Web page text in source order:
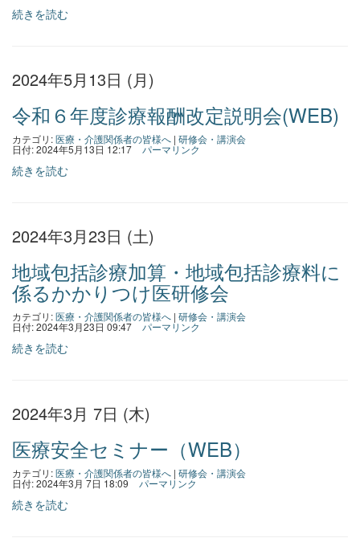
続きを読む
2024年5月13日 (月)
令和６年度診療報酬改定説明会(WEB)
カテゴリ:医療・介護関係者の皆様へ | 研修会・講演会
日付: 2024年5月13日 12:17 パーマリンク
続きを読む
2024年3月23日 (土)
地域包括診療加算・地域包括診療料に
係るかかりつけ医研修会
カテゴリ:医療・介護関係者の皆様へ | 研修会・講演会
日付: 2024年3月23日 09:47 パーマリンク
続きを読む
2024年3月 7日 (木)
医療安全セミナー（WEB）
カテゴリ:医療・介護関係者の皆様へ | 研修会・講演会
日付: 2024年3月 7日 18:09 パーマリンク
続きを読む